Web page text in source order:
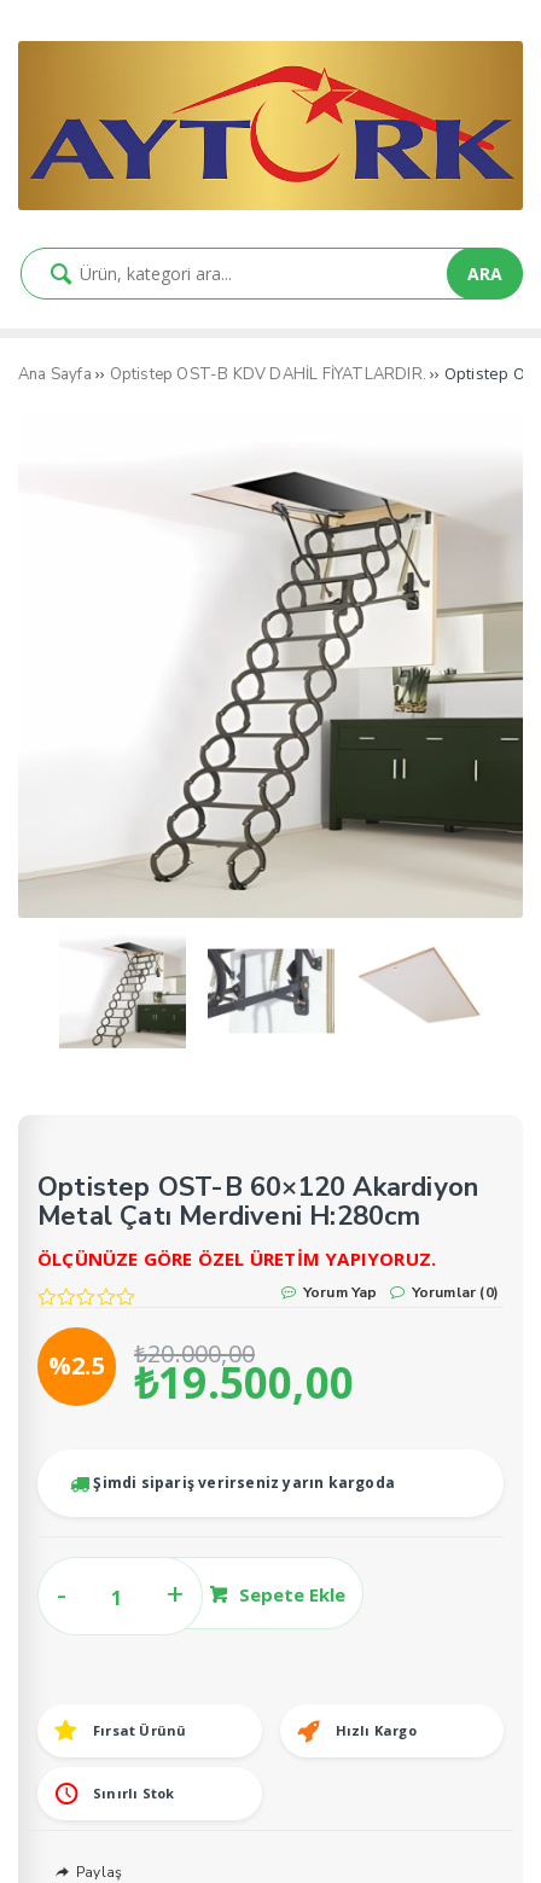
ARA
Ana Sayfa ›› Optistep OST-B KDV DAHİL FİYATLARDIR. ›› Optistep
Optistep OST-B 60×120 Akardiyon
Metal Çatı Merdiveni H:280cm
ÖLÇÜNÜZE GÖRE ÖZEL ÜRETİM YAPIYORUZ.
Yorum Yap Yorumlar (0)
₺20.000,00
Orijinal
fiyat:
₺19.500,00
%2.5
Şimdi sipariş verirseniz yarın kargoda
Optistep
Metal
Merdiveni
Sepete Ekle
Fırsat Ürünü Hızlı Kargo
Sınırlı Stok
Paylaş